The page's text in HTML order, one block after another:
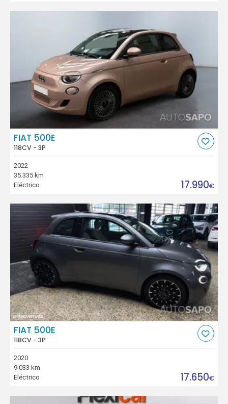
FIAT 500E
118CV - 3P
2022
35.335 km
Eléctrico
17.990€
FIAT 500E
118CV - 3P
2020
9.033 km
Eléctrico
17.650€